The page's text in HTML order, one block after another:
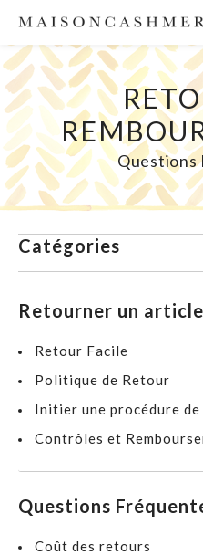
Questions
Catégories
Retourner un article
Retour Facile
Politique de Retour
Initier une procédure
Contrôles et
Questions
Coût des retours